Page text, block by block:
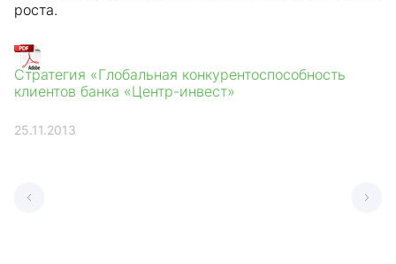
роста.
Стратегия «Глобальная конкурентоспособность
клиентов банка «Центр-инвест»
25.11.2013